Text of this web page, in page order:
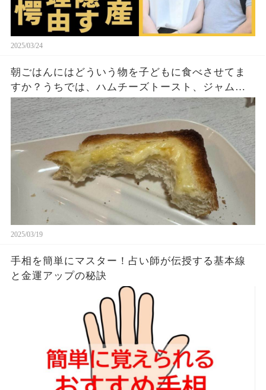
2025/03/24
朝ごはんにはどういう物を子どもに食べさせてま
すか？うちでは、ハムチーズトースト、ジャムト
ースト、ピーナッツバタートーストをよく作りま
す。やっぱこんなんダメよね…
2025/03/19
手相を簡単にマスター！占い師が伝授する基本線
と金運アップの秘訣